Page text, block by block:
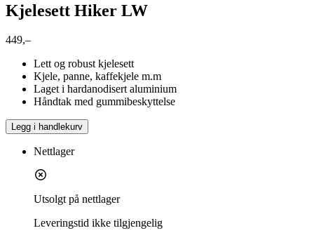
Kjelesett Hiker LW
449,–
Lett og robust kjelesett
Kjele, panne, kaffekjele m.m
Laget i hardanodisert aluminium
Håndtak med gummibeskyttelse
Legg i handlekurv
Nettlager
Utsolgt på nettlager
Leveringstid ikke tilgjengelig